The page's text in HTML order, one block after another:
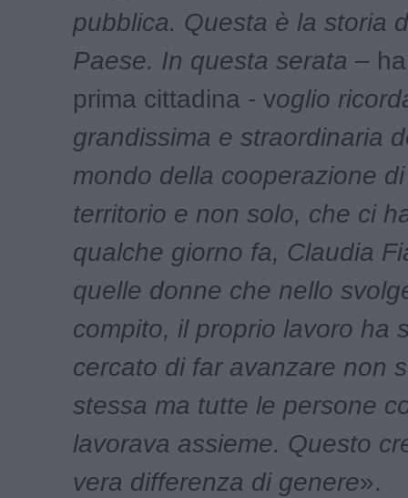
pubblica. Questa è la storia
Paese. In questa serata –
prima cittadina - voglio
grandissima e straordinaria
mondo della cooperazione
territorio e non solo, che ci
qualche giorno fa, Claudia
quelle donne che nello
compito, il proprio lavoro ha
cercato di far avanzare non
stessa ma tutte le persone
lavorava assieme. Questo
vera differenza di genere».